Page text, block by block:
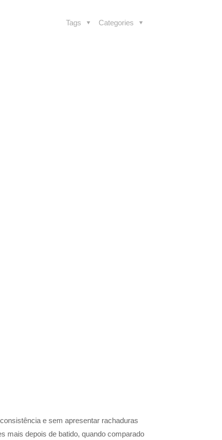
Categories
Tags
e sem apresentar rachaduras
mais depois de batido, quando comparado